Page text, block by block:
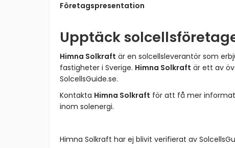
Företagspresentation
Upptäck
Himna Solkraft är en solcellsleverantör som
fastigheter i Sverige. Himna Solkraft är ett av
SolcellsGuide.se.
Kontakta Himna Solkraft för att få mer
inom solenergi.
Himna Solkraft har ej blivit verifierat av